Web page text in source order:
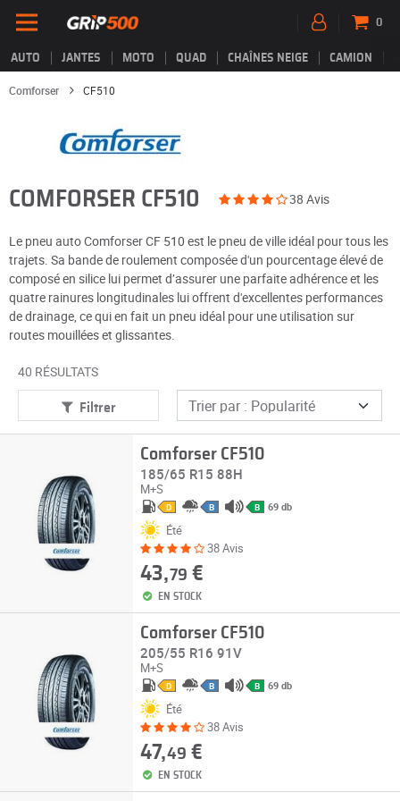
AUTO JANTES MOTO QUAD CHAÎNES NEIGE CAMION
0
Comforser CF510
COMFORSER CF510 38 Avis
Le pneu auto Comforser CF 510 est le pneu de ville idéal pour tous les
trajets. Sa bande de roulement composée d'un pourcentage élevé de
composé en silice lui permet d’assurer une parfaite adhérence et les
quatre rainures longitudinales lui offrent d'excellentes performances
de drainage, ce qui en fait un pneu idéal pour une utilisation sur
routes mouillées et glissantes.
40 RÉSULTATS
Filtrer
Comforser CF510
185/65 R15 88H
M+S
D B B 69 db
Été
38 Avis
43,79 €
EN STOCK
Comforser CF510
205/55 R16 91V
M+S
D B B 69 db
Été
38 Avis
47,49 €
EN STOCK